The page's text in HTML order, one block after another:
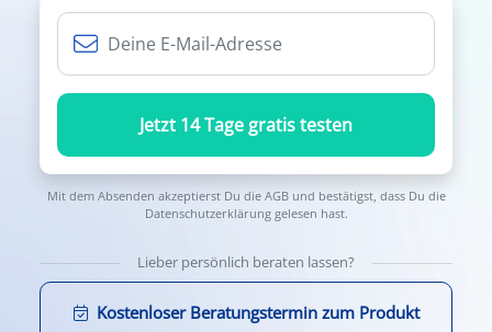
Jetzt 14 Tage gratis testen
Mit dem Absenden akzeptierst Du die AGBund bestätigst, dass Du die
Datenschutzerklärunggelesen hast.
Lieber persönlich beraten lassen?
Kostenloser Beratungstermin zum Produkt